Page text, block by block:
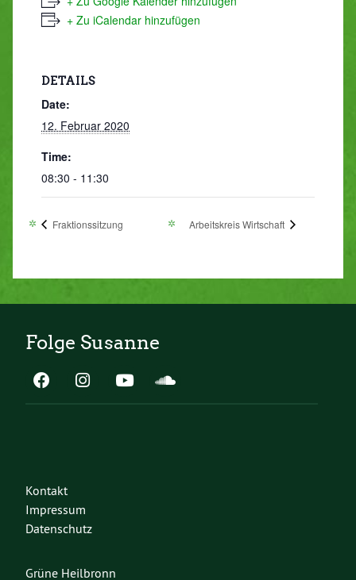
+ Zu iCalendar hinzufügen
DETAILS
Date:
12. Februar 2020
Time:
08:30 - 11:30
Fraktionssitzung Arbeitskreis Wirtschaft
Folge Susanne
Kontakt
Impressum
Datenschutz
Grüne Heilbronn